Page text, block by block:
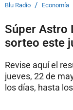
Blu Radio / Economía
Súper Astro
sorteo este
Revise aquí el
jueves, 22 de
los días, hasta